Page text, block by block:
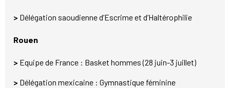
> Délégation saoudienne d’Escrime et d’Haltérophilie
Rouen
> Equipe de France : Basket hommes (28 juin-3 juillet)
> Délégation mexicaine : Gymnastique féminine